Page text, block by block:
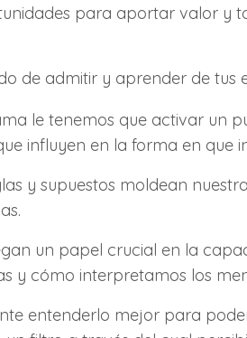
para aportar valor y
de admitir y aprender de tus
le tenemos que activar un
influyen en la forma en
y supuestos moldean
un papel crucial en la
y cómo interpretamos los
entenderlo mejor para